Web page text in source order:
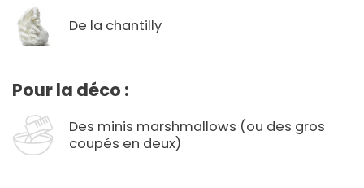
De la chantilly
Pour la déco :
Des minis marshmallows (ou des gros
coupés en deux)